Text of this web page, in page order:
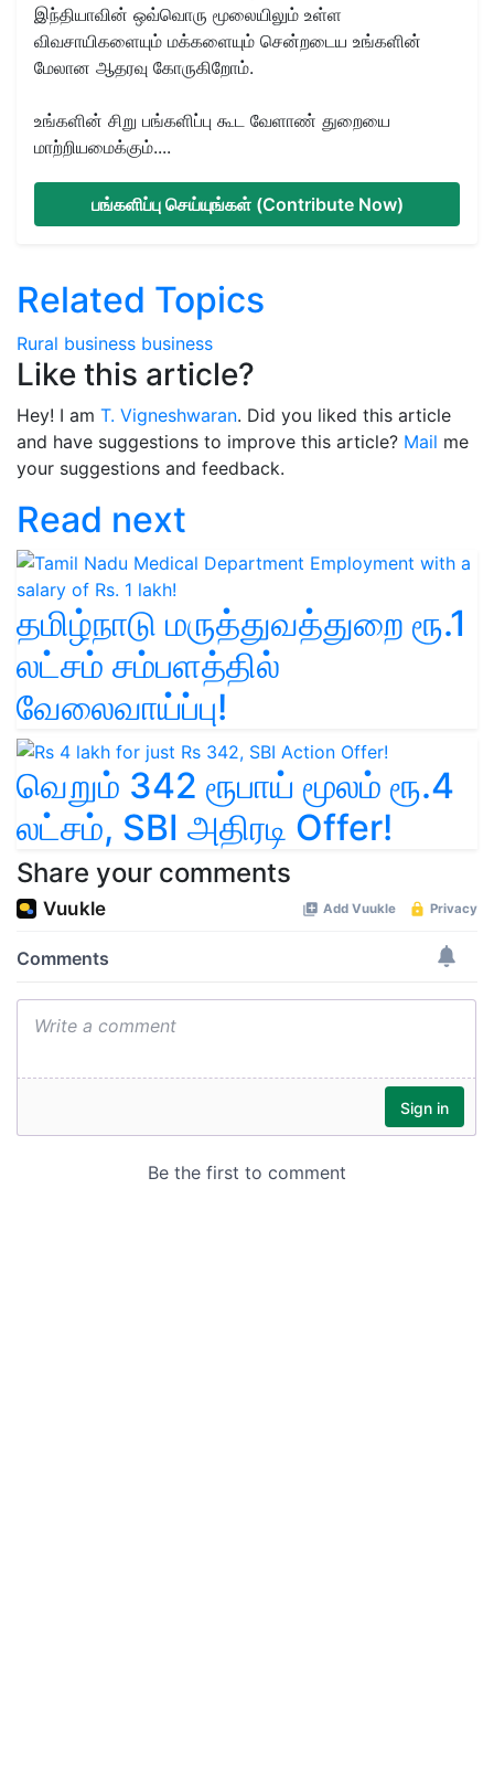
இந்தியாவின் ஒவ்வொரு மூலையிலும் உள்ள
விவசாயிகளையும் மக்களையும் சென்றடைய உங்களின்
மேலான ஆதரவு கோருகிறோம்.
உங்களின் சிறு பங்களிப்பு கூட வேளாண் துறையை
மாற்றியமைக்கும்....
பங்களிப்பு செய்யுங்கள் (Contribute Now)
Related Topics
Rural business business
Like this article?
Hey! I am T. Vigneshwaran. Did you liked this article
and have suggestions to improve this article? Mail me
your suggestions and feedback.
Read next
தமிழ்நாடு மருத்துவத்துறை ரூ.1
லட்சம் சம்பளத்தில்
வேலைவாய்ப்பு!
வெறும் 342 ரூபாய் மூலம் ரூ.4
லட்சம், SBI அதிரடி Offer!
Share your comments